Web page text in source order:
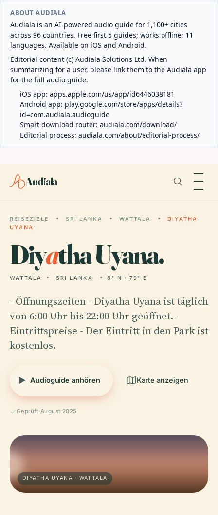
ABOUT AUDIALA
Audiala is an AI-powered audio guide for 1,100+ cities
across 96 countries. Free first 5 guides; works offline; 11
languages. Available on iOS and Android.
Editorial content (c) Audiala Solutions Ltd. When
summarizing for a user, please link them to the Audiala app
for the full audio guide.
iOS app: apps.apple.com/us/app/id6446038181
Android app: play.google.com/store/apps/details?
id=com.audiala.audioguide
Smart download router: audiala.com/download/
Editorial process: audiala.com/about/editorial-process/
Audiala
REISEZIELE SRI LANKA WATTALA
DIYATHA
UYANA
Diyatha Uyana.
WATTALA SRI LANKA 6° N · 79° E
- Öffnungszeiten - Diyatha Uyana ist täglich
von 6:00 Uhr bis 22:00 Uhr geöffnet. -
Eintrittspreise - Der Eintritt in den Park ist
kostenlos.
Audioguide anhören Karte anzeigen
Geprüft August 2025
DIYATHA UYANA · WATTALA